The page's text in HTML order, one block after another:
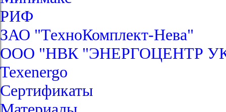
РИФ
ЗАО "ТехноКомплект-Нева"
ООО "НВК "ЭНЕРГОЦЕНТР
Texenergo
Сертификаты